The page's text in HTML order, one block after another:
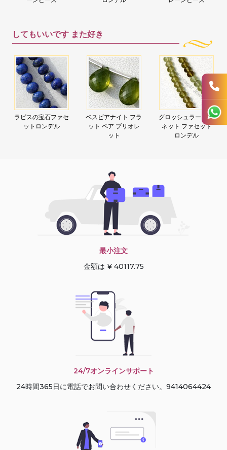
してもいいです また好き
ラピスの宝石ファセ
ットロンデル
ベスビアナイト フラ
ット ペア ブリオレ
ット
グロッシュラー ガー
ネット ファセット
ロンデル
最小注文
金額は ¥ 40117.75
24/7オンラインサポート
24時間365日に電話でお問い合わせください。9414064424